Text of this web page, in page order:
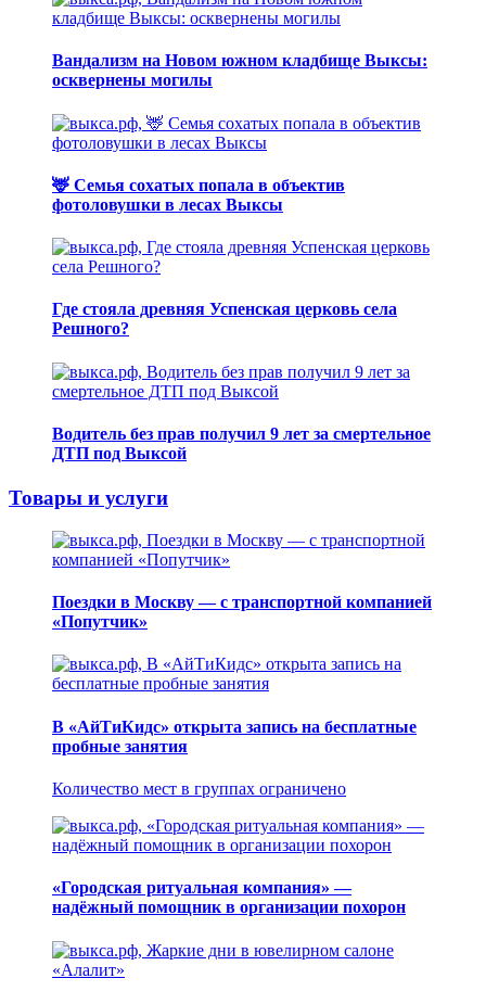
Вандализм на Новом южном кладбище Выксы:
осквернены могилы
🦌 Семья сохатых попала в объектив
фотоловушки в лесах Выксы
Где стояла древняя Успенская церковь села
Решного?
Водитель без прав получил 9 лет за смертельное
ДТП под Выксой
Товары и услуги
Поездки в Москву — с транспортной компанией
«Попутчик»
В «АйТиКидс» открыта запись на бесплатные
пробные занятия
Количество мест в группах ограничено
«Городская ритуальная компания» —
надёжный помощник в организации похорон